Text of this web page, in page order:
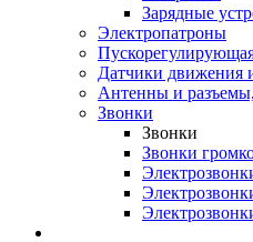
Зарядные
Электропатроны
Датчики движения
Антенны и
Звонки
Звонки
Звонки